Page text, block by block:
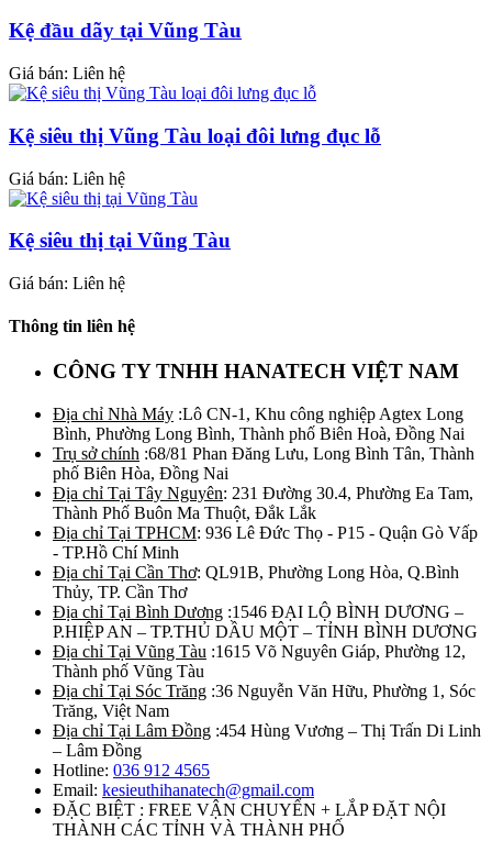
Kệ đầu dãy tại Vũng Tàu
Giá bán: Liên hệ
Kệ siêu thị Vũng Tàu loại đôi lưng đục lỗ
Giá bán: Liên hệ
Kệ siêu thị tại Vũng Tàu
Giá bán: Liên hệ
Thông tin liên hệ
CÔNG TY TNHH HANATECH VIỆT NAM
Địa chỉ Nhà Máy :Lô CN-1, Khu công nghiệp Agtex Long
Bình, Phường Long Bình, Thành phố Biên Hoà, Đồng Nai
Trụ sở chính :68/81 Phan Đăng Lưu, Long Bình Tân, Thành
phố Biên Hòa, Đồng Nai
Địa chỉ Tại Tây Nguyên: 231 Đường 30.4, Phường Ea Tam,
Thành Phố Buôn Ma Thuột, Đắk Lắk
Địa chỉ Tại TPHCM: 936 Lê Đức Thọ - P15 - Quận Gò Vấp
- TP.Hồ Chí Minh
Địa chỉ Tại Cần Thơ: QL91B, Phường Long Hòa, Q.Bình
Thủy, TP. Cần Thơ
Địa chỉ Tại Bình Dương :1546 ĐẠI LỘ BÌNH DƯƠNG –
P.HIỆP AN – TP.THỦ DẦU MỘT – TỈNH BÌNH DƯƠNG
Địa chỉ Tại Vũng Tàu :1615 Võ Nguyên Giáp, Phường 12,
Thành phố Vũng Tàu
Địa chỉ Tại Sóc Trăng :36 Nguyễn Văn Hữu, Phường 1, Sóc
Trăng, Việt Nam
Địa chỉ Tại Lâm Đồng :454 Hùng Vương – Thị Trấn Di Linh
– Lâm Đồng
Hotline: 036 912 4565
Email: kesieuthihanatech@gmail.com
ĐẶC BIỆT : FREE VẬN CHUYỂN + LẮP ĐẶT NỘI
THÀNH CÁC TỈNH VÀ THÀNH PHỐ